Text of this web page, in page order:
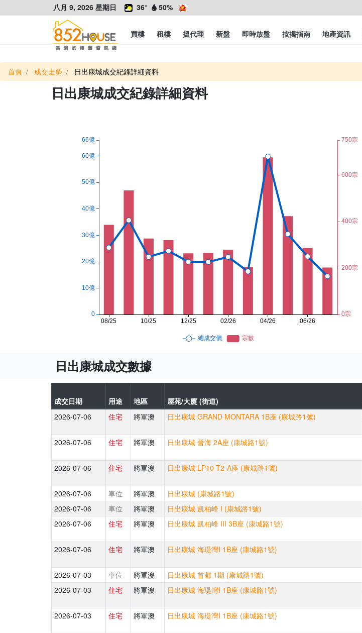
八月 9, 2026 星期日 36° 50%
買樓 租樓 搵代理 新盤 即時放盤 按揭指南 地產資訊
首頁 成交走勢 日出康城成交紀錄詳細資料
日出康城成交紀錄詳細資料
日出康城成交數據
成交日期 用途 地區 屋苑/大廈 (街道)
2026-07-06
住宅 將軍澳 日出康城 GRAND MONTARA 1B座 (康城路1號)
2026-07-06 住宅 將軍澳 日出康城 晉海 2A座 (康城路1號)
2026-07-06 住宅 將軍澳 日出康城 LP10 T2-A座 (康城路1號)
2026-07-06 車位 將軍澳 日出康城 (康城路1號)
2026-07-06
車位 將軍澳 日出康城 凱柏峰 I (康城路1號)
2026-07-06
住宅 將軍澳 日出康城 凱柏峰 III 3B座 (康城路1號)
2026-07-06 住宅 將軍澳 日出康城 海瑅灣I 1B座 (康城路1號)
2026-07-03 車位 將軍澳 日出康城 首都 1期 (康城路1號)
2026-07-03
住宅 將軍澳 日出康城 海瑅灣I 1B座 (康城路1號)
2026-07-03 住宅 將軍澳 日出康城 海瑅灣I 1B座 (康城路1號)